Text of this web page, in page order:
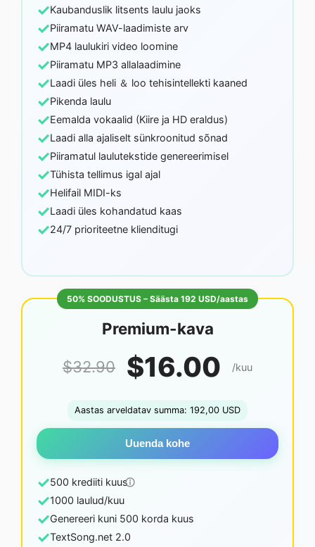
✓Kaubanduslik litsents laulu jaoks
✓Piiramatu WAV-laadimiste arv
✓MP4 laulukiri video loomine
✓Piiramatu MP3 allalaadimine
✓Laadi üles heli ＆ loo tehisintellekti kaaned
✓Pikenda laulu
✓Eemalda vokaalid (Kiire ja HD eraldus)
✓Laadi alla ajaliselt sünkroonitud sõnad
✓Piiramatul laulutekstide genereerimisel
✓Tühista tellimus igal ajal
✓Helifail MIDI-ks
✓Laadi üles kohandatud kaas
✓24/7 prioriteetne klienditugi
50% SOODUSTUS – Säästa 192 USD/aastas
Premium-kava
$32.90 $16.00 /kuu
Aastas arveldatav summa: 192,00 USD
Uuenda kohe
✓500 krediiti kuus
✓1000 laulud/kuu
✓Genereeri kuni 500 korda kuus
✓TextSong.net 2.0